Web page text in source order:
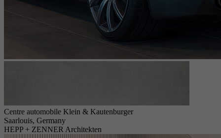
Centre automobile Klein & Kautenburger
Saarlouis, Germany
HEPP + ZENNER Architekten